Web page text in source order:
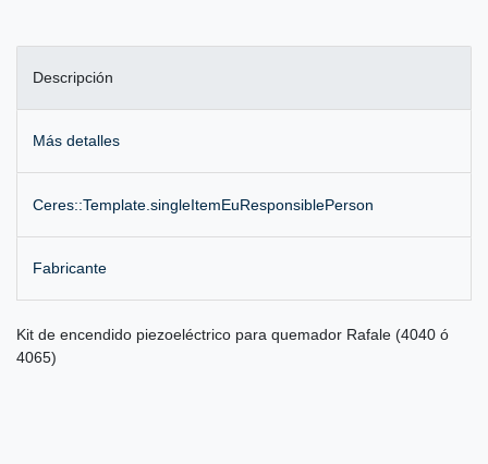
Descripción
Más detalles
Ceres::Template.singleItemEuResponsiblePerson
Fabricante
Kit de encendido piezoeléctrico para quemador Rafale (4040 ó
4065)